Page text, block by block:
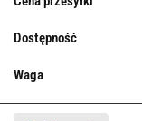
Dostępność
Waga